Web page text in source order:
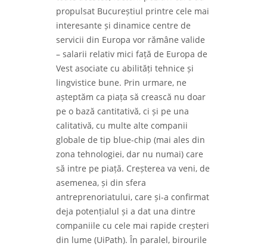
propulsat Bucureștiul printre cele mai
interesante și dinamice centre de
servicii din Europa vor rămâne valide
– salarii relativ mici față de Europa de
Vest asociate cu abilități tehnice și
lingvistice bune. Prin urmare, ne
așteptăm ca piața să crească nu doar
pe o bază cantitativă, ci și pe una
calitativă, cu multe alte companii
globale de tip blue-chip (mai ales din
zona tehnologiei, dar nu numai) care
să intre pe piață. Creșterea va veni, de
asemenea, și din sfera
antreprenoriatului, care și-a confirmat
deja potențialul și a dat una dintre
companiile cu cele mai rapide creșteri
din lume (UiPath). În paralel, birourile